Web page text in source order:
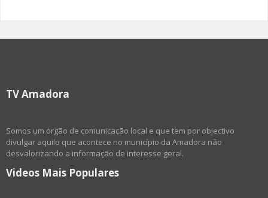
TV Amadora
Somos um órgão de comunicação local e que tem por objectivo
divulgar aquilo que acontece no município da Amadora não
desvalorizando a informação de interesse geral.
Videos Mais Populares